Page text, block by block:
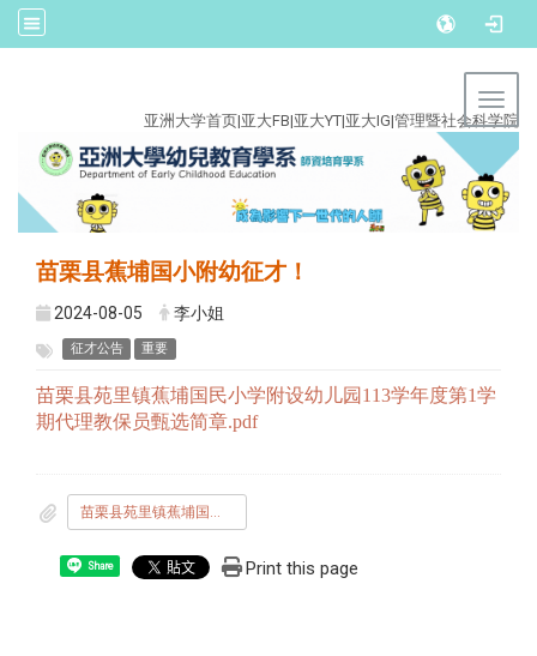
亚洲大学首页|亚大FB|亚大YT|亚大IG|管理暨社会科学院
苗栗县蕉埔国小附幼征才！
2024-08-05 李小姐
征才公告 重要
苗栗县苑里镇蕉埔国民小学附设幼儿园113学年度第1学
期代理教保员甄选简章.pdf
Share Print this page